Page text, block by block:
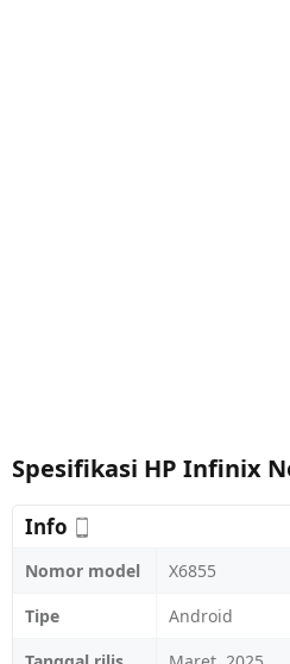
Spesifikasi HP Infinix
Info
Nomor model
X6855
Tipe
Android